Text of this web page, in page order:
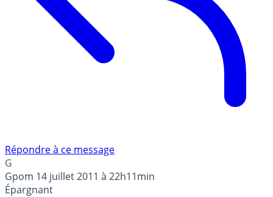
Répondre à ce message
G
Gpom 14 juillet 2011 à 22h11min
Épargnant